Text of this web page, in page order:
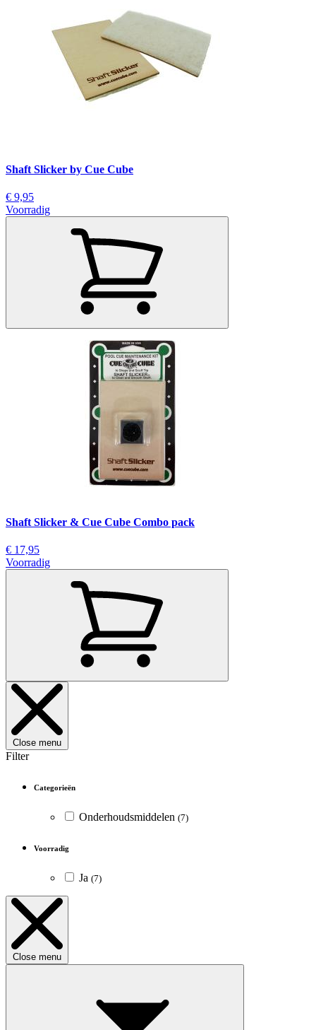
Shaft Slicker by Cue Cube
€ 9,95
Voorradig
Shaft Slicker & Cue Cube Combo pack
€ 17,95
Voorradig
Close menu
Filter
Categorieën
Onderhoudsmiddelen (7)
Voorradig
Ja (7)
Close menu